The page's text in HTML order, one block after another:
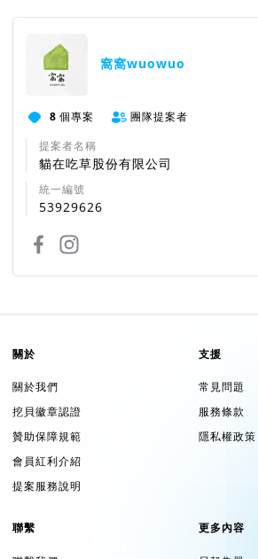
窩窩wuowuo
8 個專案
團隊提案者
提案者名稱
貓在吃草股份有限公司
統一編號
53929626
關於
關於我們
挖貝徽章認證
贊助保障規範
會員紅利介紹
提案服務說明
支援
常見問題
服務條款
隱私權政策
聯繫 更多內容